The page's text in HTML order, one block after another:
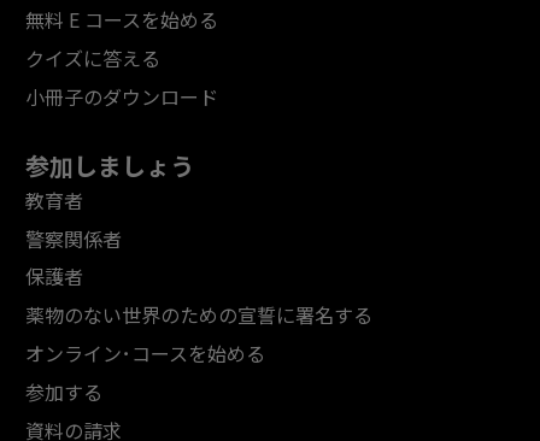
無料 E コースを始める
クイズに答える
小冊子のダウンロード
参加しましょう
教育者
警察関係者
保護者
薬物のない世界のための宣誓に署名する
オンライン･コースを始める
参加する
資料の請求